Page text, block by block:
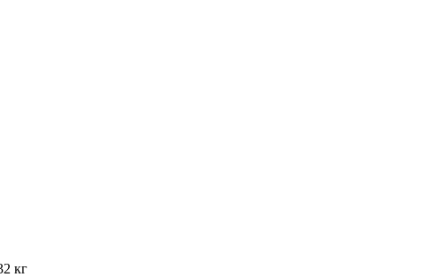
кг